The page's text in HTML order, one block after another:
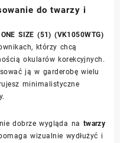
do twarzy i
SIZE (51) (VK1050WTG)
którzy chcą
okularów korekcyjnych.
ją w garderobę wielu
minimalistyczne
dobrze wygląda na twarzy
wizualnie wydłużyć i